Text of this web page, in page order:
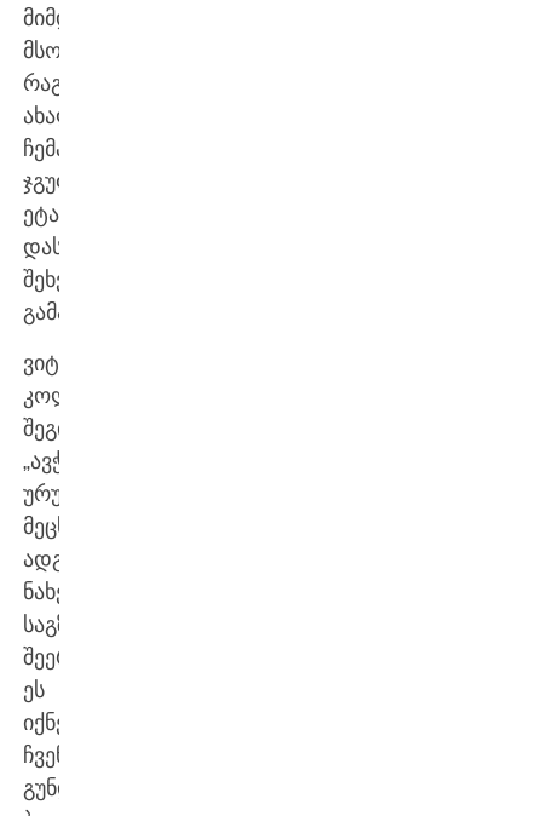
მიმდინარე
მსოფლიო
რაგბის
ახალგაზრდული
ჩემპიონატის
ჯგუფური
ეტაპის
დასკვნით
შეხვედრას
გამართავენ.
ვიტო
კოლელიშვილის
შეგირდები
„ავჭალაზე“
ურუგვაის
მეცხრე
ადგილის
ნახევარფინალის
საგზურისთვის
შეერკინებიან.
ეს
იქნება
ჩვენი
გუნდის